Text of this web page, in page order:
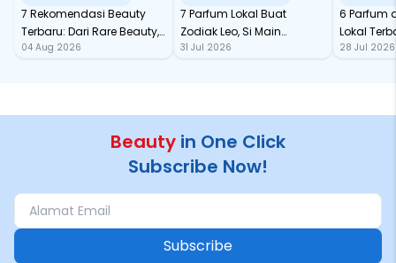
7 Rekomendasi Beauty
Terbaru: Dari Rare Beauty,
Sampai Rhode Skin, Super
04 Aug 2026
7 Parfum Lokal Buat
Zodiak Leo, Si Main
Character yang Selalu
31 Jul 2026
6 Parfum
Lokal
dari
28 Jul 2026
Beauty in One Click
Subscribe Now!
Subscribe